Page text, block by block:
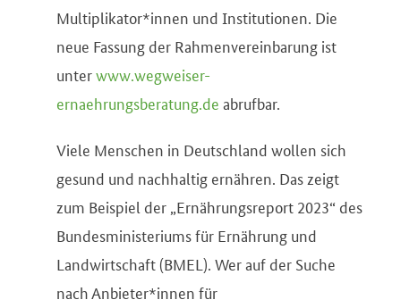
Multiplikator*innen und Institutionen. Die
neue Fassung der Rahmenvereinbarung ist
unterwww.wegweiser-
ernaehrungsberatung.de abrufbar.
Viele Menschen in Deutschland wollen sich
gesund und nachhaltig ernähren. Das zeigt
zum Beispiel der „Ernährungsreport 2023“ des
Bundesministeriums für Ernährung und
Landwirtschaft (BMEL). Wer auf der Suche
nach Anbieter*innen für